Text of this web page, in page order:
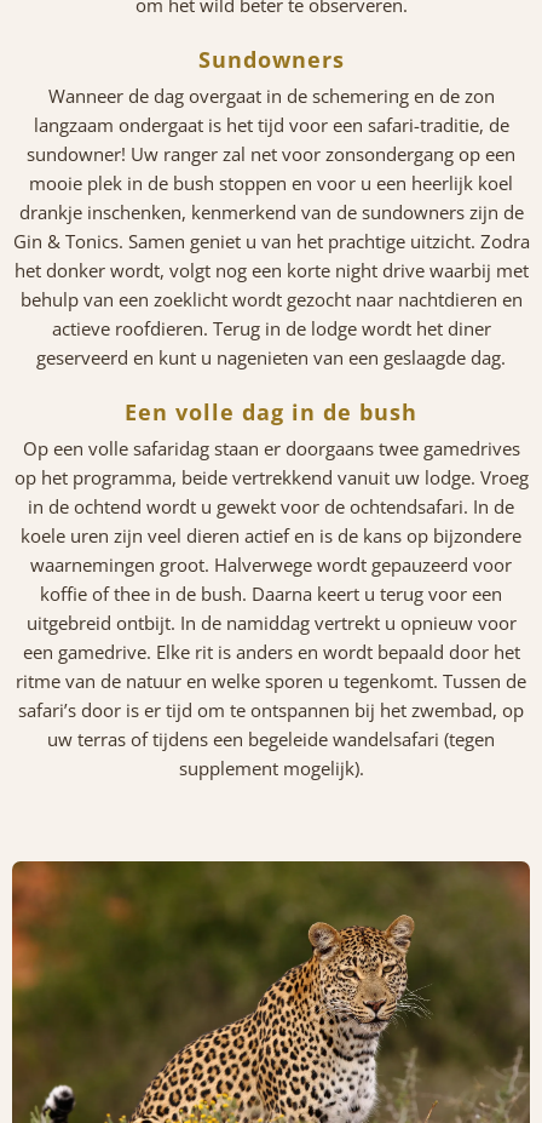
Sundowners
Wanneer de dag overgaat in de schemering en de zon
langzaam ondergaat is het tijd voor een safari-traditie, de
sundowner! Uw ranger zal net voor zonsondergang op een
mooie plek in de bush stoppen en voor u een heerlijk koel
drankje inschenken, kenmerkend van de sundowners zijn de
Gin & Tonics. Samen geniet u van het prachtige uitzicht. Zodra
het donker wordt, volgt nog een korte night drive waarbij met
behulp van een zoeklicht wordt gezocht naar nachtdieren en
actieve roofdieren. Terug in de lodge wordt het diner
geserveerd en kunt u nagenieten van een geslaagde dag.
Een volle dag in de bush
Op een volle safaridag staan er doorgaans twee gamedrives
op het programma, beide vertrekkend vanuit uw lodge. Vroeg
in de ochtend wordt u gewekt voor de ochtendsafari. In de
koele uren zijn veel dieren actief en is de kans op bijzondere
waarnemingen groot. Halverwege wordt gepauzeerd voor
koffie of thee in de bush. Daarna keert u terug voor een
uitgebreid ontbijt. In de namiddag vertrekt u opnieuw voor
een gamedrive. Elke rit is anders en wordt bepaald door het
ritme van de natuur en welke sporen u tegenkomt. Tussen de
safari’s door is er tijd om te ontspannen bij het zwembad, op
uw terras of tijdens een begeleide wandelsafari (tegen
supplement mogelijk).